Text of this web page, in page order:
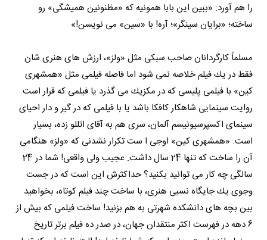
را هم آورد: «ببین این بابا همونیه كه «مظنونین همیشگی» رو
ساخته؛ «برایان سینگر»؛ آره! با «سین» می نویسن!»
مسلماً كارگردانان صاحب سبكی مثل «ولز»، ارزش های هنری شان
فقط در یك فیلم خلاصه نمی شود اما فاصله فیلمی مثل «همشهری
كین» با فیلمی پلیسی كه در مكزیك می گذرد یا فیلمی كه قرار است
روایت سینمایی شاهكار كافكا باشد یا با فیلمی كه در گیر و دار احیای
سینمای اكسپرسیونیسم آلمان، سری هم به آقای اتللو زده، بسیار
است. «همشهری كین» اوجی ا ست تكرار نشدنی كه «ولز» هنگامی
آن را ساخت كه تنها 24 سال داشت. عجیب ولی واقعی! شما در 24
سالگی چه كار می توانید بكنید؟ حداكثرش این است كه در جست
وجوی یك جایگاه نسبی هنری، با ساخت چند فیلم كوتاه، بخواهید
بین بچه های دانشكده شهرتی به هم بزنید! ساخت فیلمی كه بیش از
6 دهه در فهرست اكثر منتقدان جهان، در صدر ده فیلم برتر تاریخ